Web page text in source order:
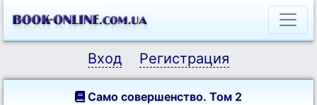
Вход Регистрация
Само совершенство. Том 2